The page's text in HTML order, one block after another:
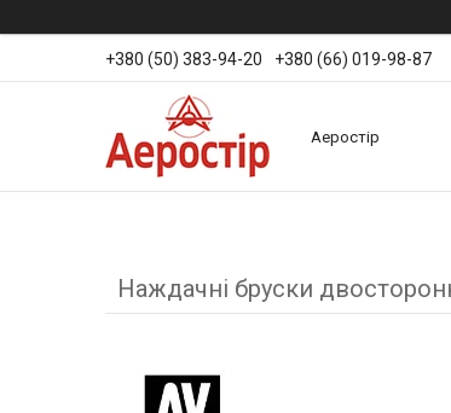
+380 (50) 383-94-20 +380 (66) 019-98-87
Аеростір
Наждачні бруски